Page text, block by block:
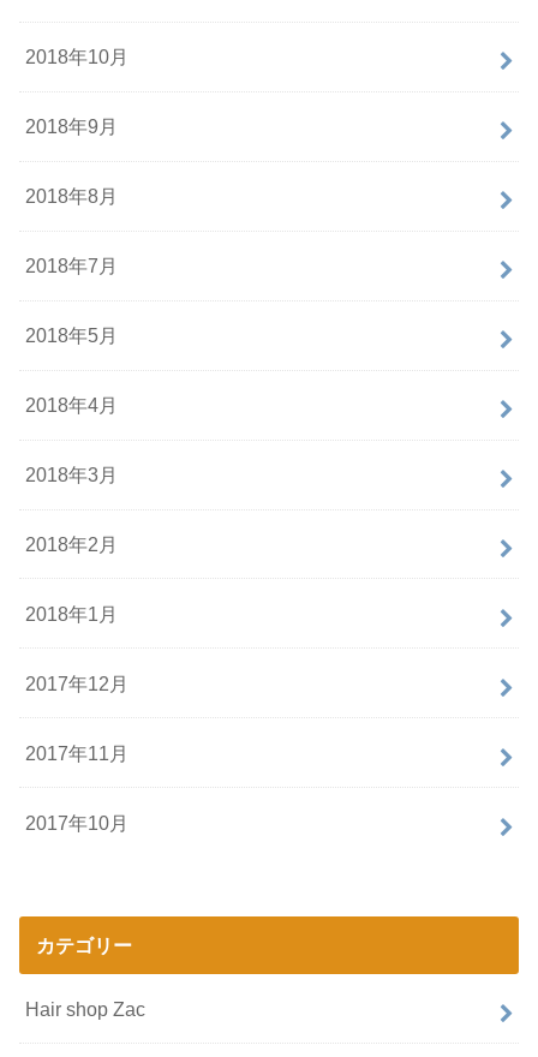
2018年10月
2018年9月
2018年8月
2018年7月
2018年5月
2018年4月
2018年3月
2018年2月
2018年1月
2017年12月
2017年11月
2017年10月
カテゴリー
Hair shop Zac